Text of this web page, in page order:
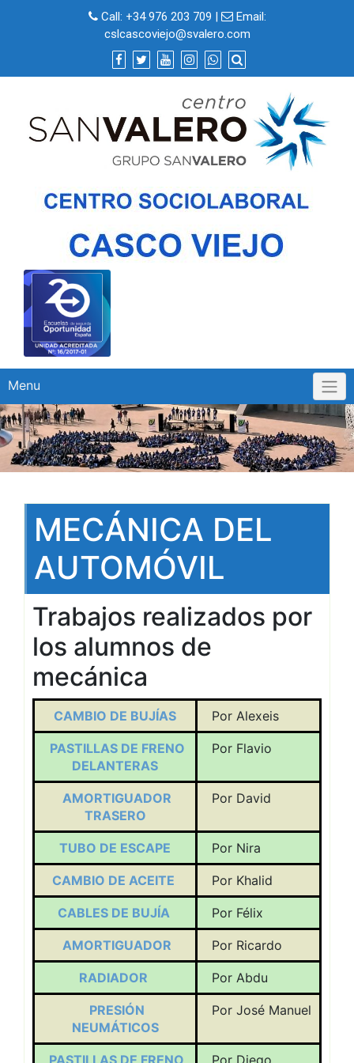
Call: +34 976 203 709 |
Email:
cslcascoviejo@svalero.com
Menu
MECÁNICA DEL
AUTOMÓVIL
Trabajos realizados por
los alumnos de
mecánica
CAMBIO DE BUJÍAS Por Alexeis
PASTILLAS DE FRENO
DELANTERAS
Por Flavio
AMORTIGUADOR
TRASERO
Por David
TUBO DE ESCAPE Por Nira
CAMBIO DE ACEITE Por Khalid
CABLES DE BUJÍA Por Félix
AMORTIGUADOR Por Ricardo
RADIADOR Por Abdu
PRESIÓN
NEUMÁTICOS
Por José Manuel